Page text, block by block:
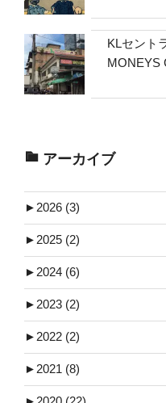
KLセント
MONEYS
アーカイブ
► 2026 (3)
► 2025 (2)
► 2024 (6)
► 2023 (2)
► 2022 (2)
► 2021 (8)